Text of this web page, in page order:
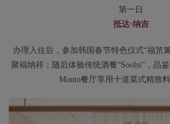
第一日
抵达·纳吉
办理入住后，参加韩国春节特色仪式“福笊
聚福纳祥；随后体验传统酒餐“Soolsi”，品
Monto餐厅享用十道菜式精致料